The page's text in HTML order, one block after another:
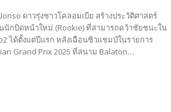
ดาวรุ่งชาวโคลอมเบีย สร้างประวัติศาสตร์
นักบิดหน้าใหม่ (Rookie) ที่สามารถคว้าชัยชนะใน
ได้ตั้งแต่ปีแรก หลังเฉือนซิวแชมป์ในรายการ
Grand Prix 2025 ที่สนาม Balaton…